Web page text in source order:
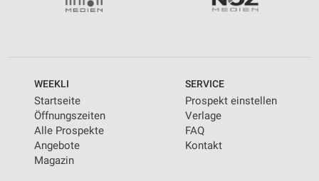
WEEKLI
Startseite
Öffnungszeiten
Alle Prospekte
Angebote
Magazin
SERVICE
Prospekt einstellen
Verlage
FAQ
Kontakt